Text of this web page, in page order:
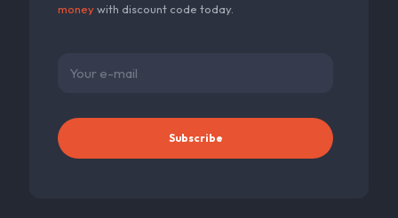
moneywith discount code today.